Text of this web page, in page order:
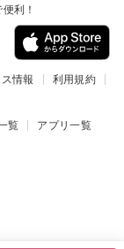
利！
情報
利用規約
覧 アプリ一覧